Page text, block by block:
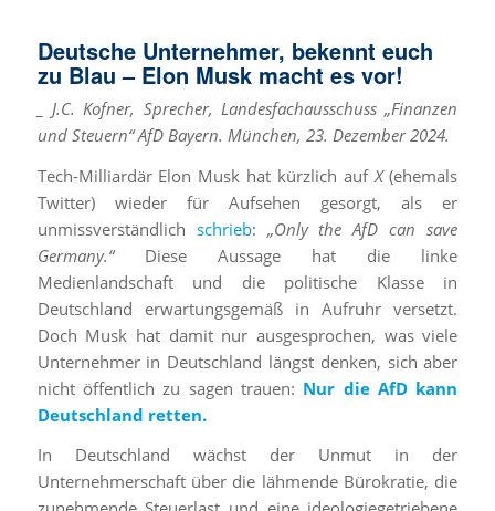
Deutsche Unternehmer, bekennt euch
zu Blau – Elon Musk macht es vor!
_ J.C. Kofner, Sprecher, Landesfachausschuss „Finanzen
und Steuern“ AfD Bayern. München, 23. Dezember 2024.
Tech-Milliardär Elon Musk hat kürzlich auf X(ehemals
Twitter) wieder für Aufsehen gesorgt, als er
unmissverständlich schrieb: „Only the AfD can save
Germany.“Diese Aussage hat die linke
Medienlandschaft und die politische Klasse in
Deutschland erwartungsgemäß in Aufruhr versetzt.
Doch Musk hat damit nur ausgesprochen, was viele
Unternehmer in Deutschland längst denken, sich aber
nicht öffentlich zu sagen trauen: Nur die AfD kann
Deutschland retten.
In Deutschland wächst der Unmut in der
Unternehmerschaft über die lähmende Bürokratie, die